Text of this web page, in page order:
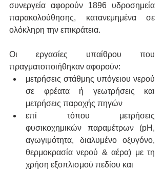
συνεργεία αφορούν 1896 υδροσημεία
παρακολούθησης, κατανεμημένα σε
ολόκληρη την επικράτεια.
Οι εργασίες υπαίθρου που
πραγματοποιήθηκαν αφορούν:
μετρήσεις στάθμης υπόγειου νερού
σε φρέατα ή γεωτρήσεις και
μετρήσεις παροχής πηγών
επί τόπου μετρήσεις
φυσικοχημικών παραμέτρων (pH,
αγωγιμότητα, διαλυμένο οξυγόνο,
θερμοκρασία νερού & αέρα) με τη
χρήση εξοπλισμού πεδίου και